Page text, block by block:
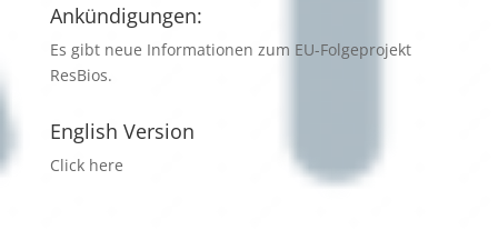
Ankündigungen:
Es gibt neue Informationen zum EU-Folgeprojekt
ResBios.
English Version
Click here